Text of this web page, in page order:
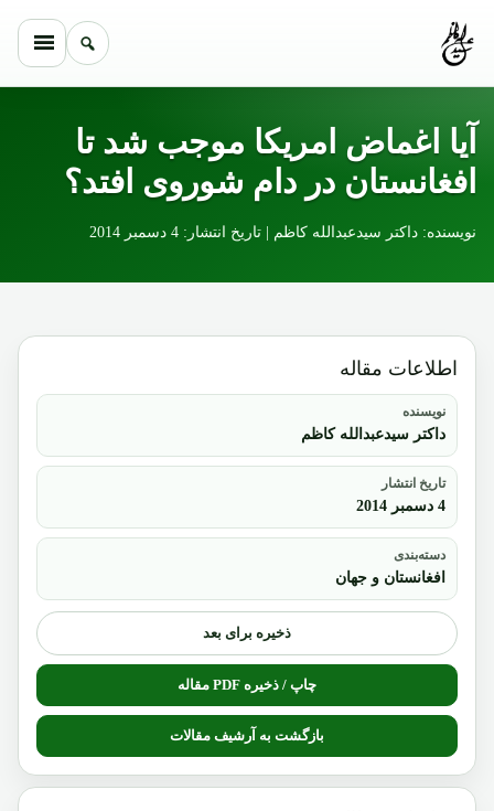
آیا اغماض امریکا موجب شد تا
افغانستان در دام شوروی افتد؟
نویسنده: داکتر سیدعبدالله کاظم | تاریخ انتشار: 4 دسمبر 2014
اطلاعات مقاله
نویسنده
داکتر سیدعبدالله کاظم
تاریخ انتشار
4 دسمبر 2014
دسته‌بندی
افغانستان و جهان
ذخیره برای بعد
چاپ / ذخیره PDF مقاله
بازگشت به آرشیف مقالات